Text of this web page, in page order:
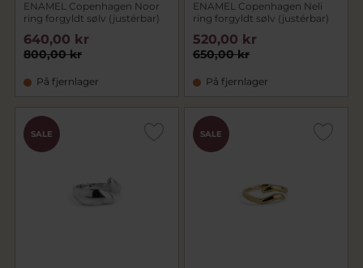
ENAMEL Copenhagen Noor
ring forgyldt sølv (justérbar)
800,00 kr
640,00 kr
På fjernlager
ENAMEL Copenhagen Neli
ring forgyldt sølv (justérbar)
650,00 kr
520,00 kr
På fjernlager
SALE SALE